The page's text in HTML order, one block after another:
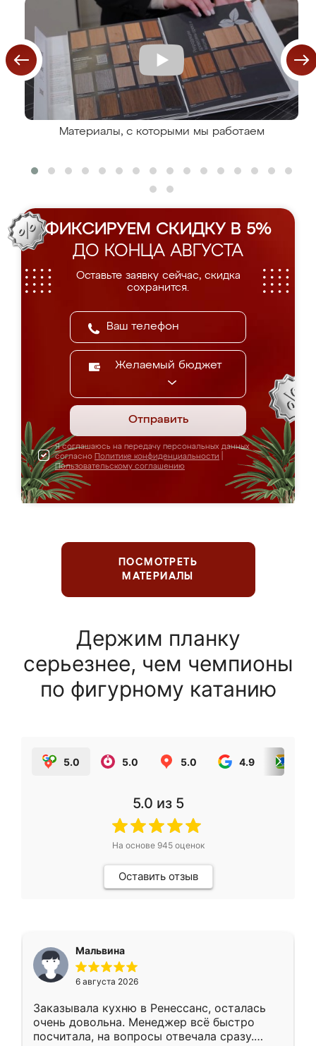
Материалы, с которыми мы работаем
ФИКСИРУЕМ СКИДКУ В 5%
ДО КОНЦА АВГУСТА
Оставьте заявку сейчас, скидка
сохранится.
Желаемый бюджет
Отправить
Я соглашаюсь на передачу персональных данных
согласно Политике конфиденциальности
Пользовательскому соглашению
ПОСМОТРЕТЬ
МАТЕРИАЛЫ
Держим планку
серьезнее, чем чемпионы
по фигурному катанию
5.0 5.0 5.0 4.9
5.0 из 5
На основе 945оценок
Оставить отзыв
Мальвина
6 августа 2026
Заказывала кухню в Ренессанс, осталась
очень довольна. Менеджер всё быстро
посчитала, на вопросы отвечала сразу.